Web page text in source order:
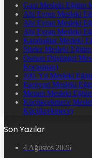
Gazi Mesleki Eğitim
Ahi Evren Mesleki
Ahi Evran Mesleki
Ahi Evran Mesleki
Karabağlar Mesleki
Siteler Mesleki
Osman Düşüngel
Kocasinan)
100. Yıl Mesleki
Esenyurt Mesleki
Meram Mesleki
Küçükçekmece
Küçükçekmece)
Son Yazılar
4 Ağustos 2026